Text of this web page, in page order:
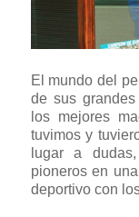
El mundo del
de sus grandes
los mejores
tuvimos y
lugar a
pioneros en
deportivo con